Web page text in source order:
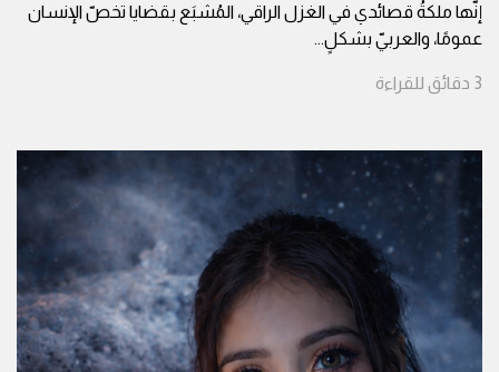
إنّها ملكةُ قصائدي في الغزل الراقي، المُشبَع بقضايا تخصّ الإنسان
عمومًا، والعربيّ بشكلٍ...
3 دقائق للقراءة